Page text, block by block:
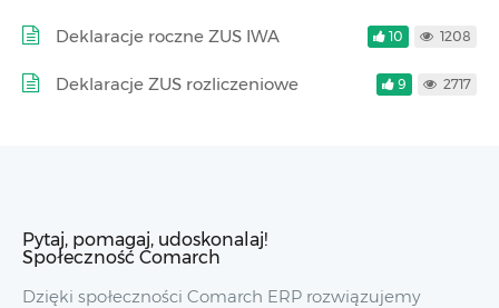
Deklaracje roczne ZUS IWA 10 1208
Deklaracje ZUS rozliczeniowe 9 2717
Pytaj, pomagaj, udoskonalaj!
Społeczność Comarch
Dzięki społeczności Comarch ERP rozwiązujemy